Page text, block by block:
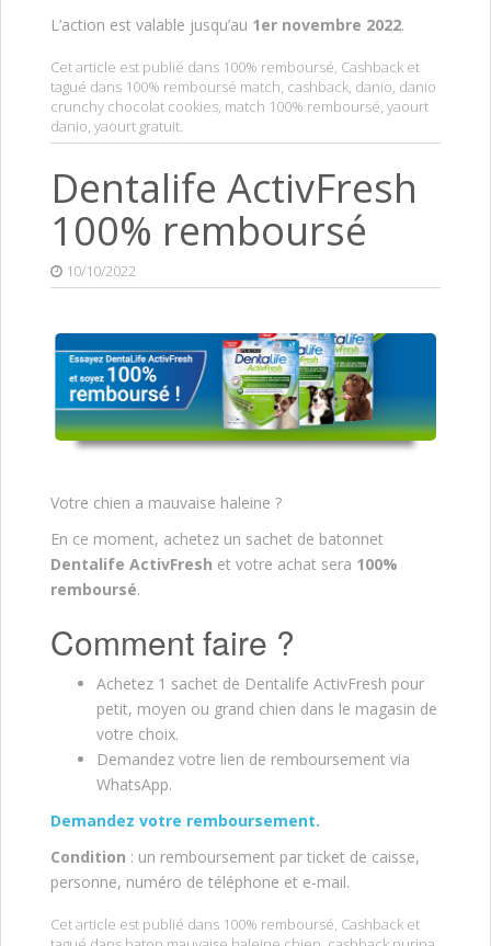
L’action est valable jusqu’au 1er novembre 2022.
Cet article est publié dans 100% remboursé, Cashback et
tagué dans 100% remboursé match, cashback, danio, danio
crunchy chocolat cookies, match 100% remboursé, yaourt
danio, yaourt gratuit.
Dentalife ActivFresh
100% remboursé
10/10/2022
Votre chien a mauvaise haleine ?
En ce moment, achetez un sachet de batonnet
Dentalife ActivFresh et votre achat sera 100%
remboursé.
Comment faire ?
Achetez 1 sachet de Dentalife ActivFresh pour
petit, moyen ou grand chien dans le magasin de
votre choix.
Demandez votre lien de remboursement via
WhatsApp.
Demandez votre remboursement.
Condition : un remboursement par ticket de caisse,
personne, numéro de téléphone et e-mail.
Cet article est publié dans 100% remboursé, Cashback et